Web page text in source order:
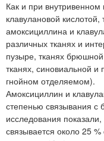
Как и при
клавулановой
амоксициллина и
различных тканях и
пузыре, тканях
тканях, синовиальной и
гнойном отделяемом).
Амоксициллин и
степенью связывания
исследования
связывается около 25